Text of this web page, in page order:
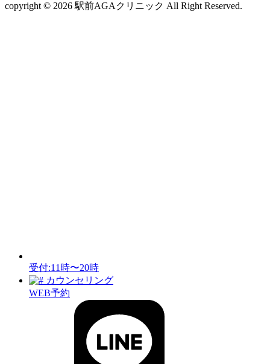
copyright © 2026 駅前AGAクリニック All Right Reserved.
受付:11時〜20時
カウンセリング
WEB予約